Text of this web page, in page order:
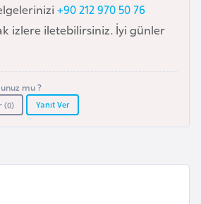
+90 212 970 50 76
izlere iletebilirsiniz. İyi günler
mu ?
(0) Yanıt Ver